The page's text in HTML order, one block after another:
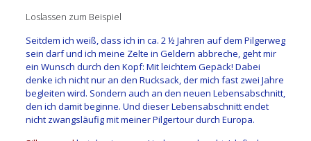
Loslassen zum Beispiel
Seitdem ich weiß, dass ich in ca. 2 ½ Jahren auf dem Pilgerweg
sein darf und ich meine Zelte in Geldern abbreche, geht mir
ein Wunsch durch den Kopf: Mit leichtem Gepäck! Dabei
denke ich nicht nur an den Rucksack, der mich fast zwei Jahre
begleiten wird. Sondern auch an den neuen Lebensabschnitt,
den ich damit beginne. Und dieser Lebensabschnitt endet
nicht zwangsläufig mit meiner Pilgertour durch Europa.